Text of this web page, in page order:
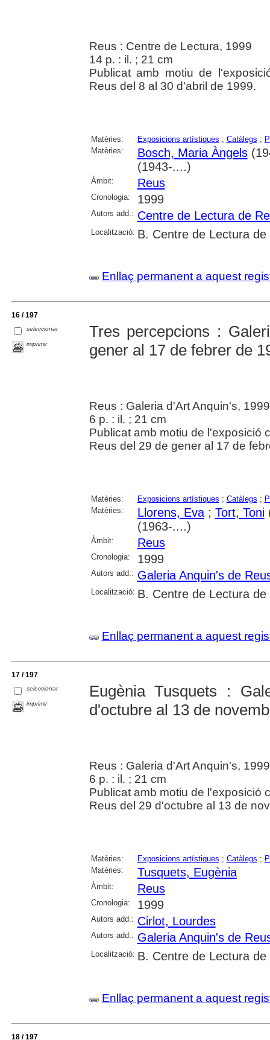
Reus : Centre de Lectura, 1999
14 p. : il. ; 21 cm
Publicat amb motiu de
Reus del 8 al 30 d'abril de 1999.
Matèries: Exposicions artístiques ; Catàlegs ;
Matèries:
Bosch, Maria Àngels
(1943-....)
Àmbit: Reus
Cronologia: 1999
Autors add.: Centre de Lectura de
Localització: B. Centre de Lectura de
Enllaç permanent a aquest
16 / 197
seleccionar
imprimir
Tres percepcions :
gener al 17 de febrer de
Reus : Galeria d'Art Anquin's, 1999
6 p. : il. ; 21 cm
Publicat amb motiu de l'exposició
Reus del 29 de gener al 17 de
Matèries: Exposicions artístiques ; Catàlegs ;
Matèries:
Llorens, Eva; Tort, Toni
(1963-....)
Àmbit: Reus
Cronologia: 1999
Autors add.: Galeria Anquin's de
Localització: B. Centre de Lectura de
Enllaç permanent a aquest
17 / 197
seleccionar
imprimir
Eugènia Tusquets :
d'octubre al 13 de
Reus : Galeria d'Art Anquin's, 1999
6 p. : il. ; 21 cm
Publicat amb motiu de l'exposició
Reus del 29 d'octubre al 13 de
Matèries: Exposicions artístiques ; Catàlegs ;
Matèries:
Tusquets, Eugènia
Àmbit: Reus
Cronologia: 1999
Autors add.: Cirlot, Lourdes
Autors add.: Galeria Anquin's de
Localització: B. Centre de Lectura de
Enllaç permanent a aquest
18 / 197